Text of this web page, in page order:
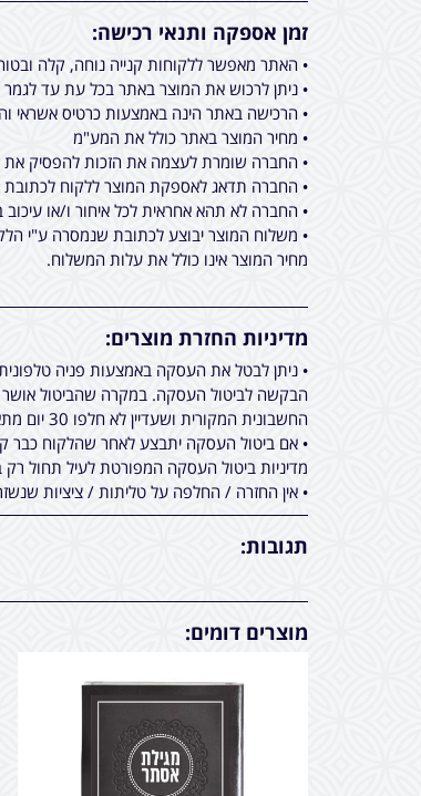
זמן אספקה ותנאי רכישה:
• האתר מאפשר ללקוחות קנייה נוחה, קלה
• ניתן לרכוש את המוצר באתר בכל עת עד לגמר
• הרכישה באתר הינה באמצעות כרטיס
• מחיר המוצר באתר כולל את המע"מ
• החברה שומרת לעצמה את הזכות להפסיק את
• החברה תדאג לאספקת המוצר ללקוח לכתובת שהוקלדה על ידו בעת ביצוע
• החברה לא תהא אחראית לכל איחור ו/או
• משלוח המוצר יבוצע לכתובת שנמסרה ע"י
מחיר המוצר אינו כולל את עלות המשלוח.
מדיניות החזרת מוצרים:
• ניתן לבטל את העסקה באמצעות פניה
הבקשה לביטול העסקה. במקרה שהביטול אושר
החשבונית המקורית ושעדיין לא חלפו 30 יום מתאריך רכישת המוצר.
• אם ביטול העסקה יתבצע לאחר שהלקוח כבר
מדיניות ביטול העסקה המפורטת לעיל תחול
• אין החזרה / החלפה על טליתות / ציציות
תגובות:
מוצרים דומים: